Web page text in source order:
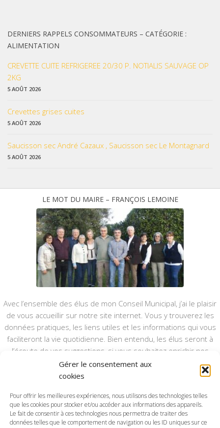
Gérer le consentement aux
cookies
Pour offrir les meilleures expériences, nous utilisons des technologies telles
que les cookies pour stocker et/ou accéder aux informations des appareils.
Le fait de consentir à ces technologies nous permettra de traiter des
données telles que le comportement de navigation ou les ID uniques sur ce
DERNIERS RAPPELS CONSOMMATEURS – CATÉGORIE :
ALIMENTATION
CREVETTE CUITE REFRIGEREE 20/30 P. NOTIALIS SAUVAGE OP
2KG
5 AOÛT 2026
Crevettes grises cuites
5 AOÛT 2026
Saucisson sec André Cazaux , Saucisson sec Le Montagnard
5 AOÛT 2026
LE MOT DU MAIRE – FRANÇOIS LEMOINE
Avec l’ensemble des élus de mon Conseil Municipal, j’ai le plaisir
de vous accueillir sur notre site internet. Vous y trouverez les
données pratiques, les liens utiles et les informations qui vous
faciliteront la vie quotidienne. Bien entendu, les élus seront à
l’écoute de vos suggestions, si vous souhaitez enrichir nos
rubriques ou nos informations.
Ce type de communication vient en complément du bulletin
annuel, nous le ferons vivre et il sera actualisé pour mieux vous
informer.
Bonne visite à toutes et à tous.